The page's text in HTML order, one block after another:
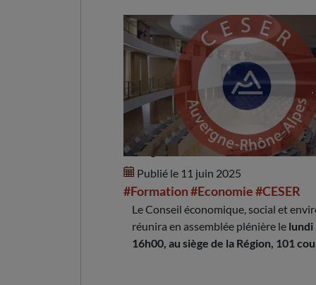
23 juin : le CESER
Publié le 11 juin 2025
#Formation#Economie#CESER
Le Conseil économique, social et
réunira en assemblée plénière le lundi
16h00, au siège de la Région, 101